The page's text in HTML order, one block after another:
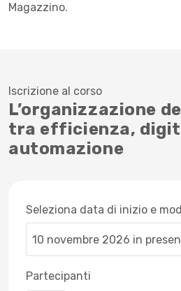
Magazzino.
Iscrizione al corso
L’organizzazione
tra efficienza,
automazione
Seleziona data di inizio e
Partecipanti